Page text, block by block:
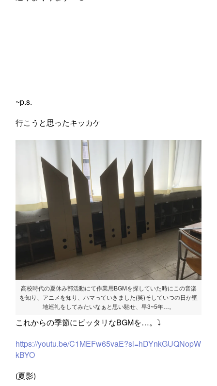
~p.s.
行こうと思ったキッカケ
高校時代の夏休み部活動にて作業用BGMを探していた時にこの音楽
を知り、アニメを知り、ハマっていきました(笑)そしていつの日か聖
地巡礼をしてみたいなぁと思い馳せ、早3~5年…。
これからの季節にピッタリなBGMを…。⤵︎ ︎
https://youtu.be/C1MEFw65vaE?si=hDYnkGUQNopW
kBYO
(夏影)